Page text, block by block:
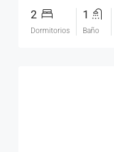
2
Dormitorios
1
Baño